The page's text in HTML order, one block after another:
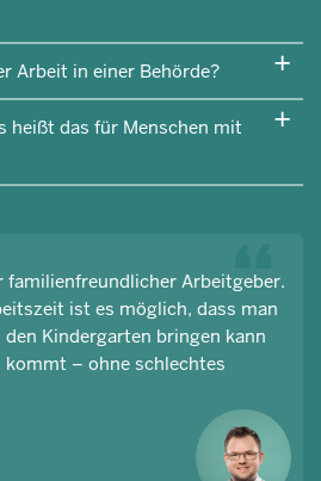
Arbeit in einer Behörde?
heißt das für Menschen mit
familienfreundlicher Arbeitgeber.
ist es möglich, dass man
Kindergarten bringen kann
– ohne schlechtes